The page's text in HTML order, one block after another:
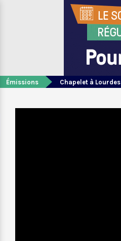
Émissions Chapelet à Lourdes